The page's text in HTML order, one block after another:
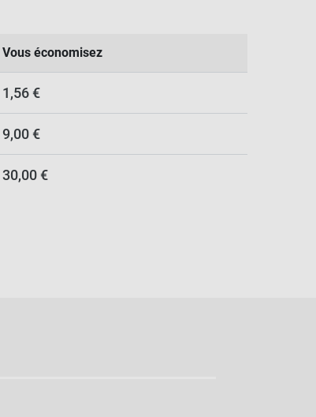
Vous économisez
1,56 €
9,00 €
30,00 €